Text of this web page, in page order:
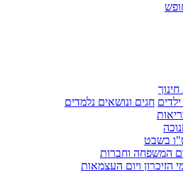
חגים ונושאים נלמדים
בשבט
המשפחה וחברות
הזיכרון ויום העצמאות